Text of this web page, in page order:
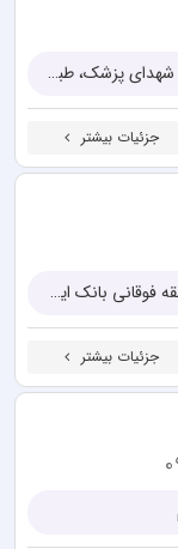
کرج، چهارراه طالقانی، طالقانی شمالی، بن بست شهدای پزشک، طبقه دوم کلینیک دندانپزشکی طالقانی
جزئیات بیشتر
کرج، ۴۵ متری گلشهر، نبش انوشیروان غربی، طبقه فوقانی بانک ایران زمین، طبقه ۴، واحد ۱۴
جزئیات بیشتر